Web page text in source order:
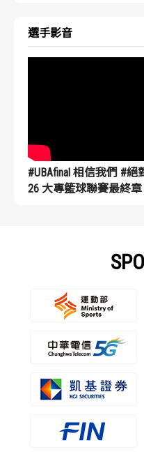
選手影音
#UBAfinal 相信我們 #絕
26 大專籃球聯賽最終章